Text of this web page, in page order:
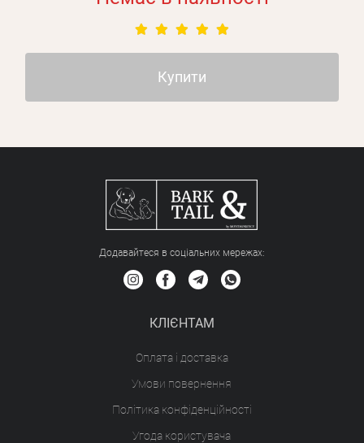
Купити
Додавайтеся в соціальних мережах:
КЛІЄНТАМ
Оплата і доставка
Умови повернення
Політика конфіденційності
Угода користувача